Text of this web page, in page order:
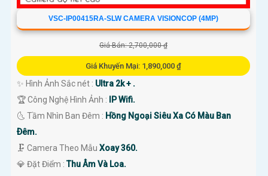
VSC-IP00415RA-SLW CAMERA VISIONCOP (4MP)
Giá Bán: 2,700,000 ₫
Giá Khuyến Mại: 1,890,000 ₫
✨ Hình Ảnh Sắc nét : Ultra 2k + .
🏆 Công Nghệ Hình Ảnh : IP Wifi.
🌜 Tầm Nhìn Ban Đêm : Hồng Ngoại Siêu Xa Có Màu Ban
Ðêm.
🗜️ Camera Theo Mẫu Xoay 360.
️💎 Đặt Điểm :Thu Âm Và Loa.